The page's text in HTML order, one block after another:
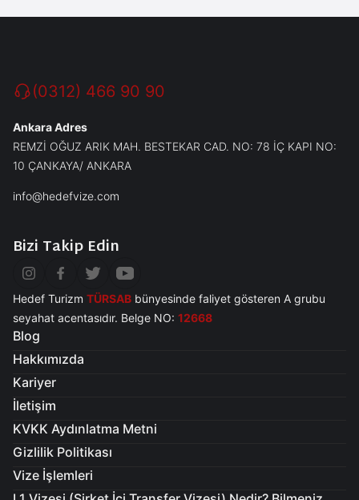
(0312) 466 90 90
Ankara Adres
REMZİ OĞUZ ARIK MAH. BESTEKAR CAD. NO: 78 İÇ KAPI NO:
10 ÇANKAYA/ ANKARA
info@hedefvize.com
Bizi Takip Edin
Hedef Turizm TÜRSAB bünyesinde faliyet gösteren A grubu
seyahat acentasıdır. Belge NO: 12668
Blog
Hakkımızda
Kariyer
İletişim
KVKK Aydınlatma Metni
Gizlilik Politikası
Vize İşlemleri